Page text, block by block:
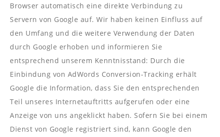
Browser automatisch eine direkte Verbindung zu
Servern von Google auf. Wir haben keinen Einfluss auf
den Umfang und die weitere Verwendung der Daten
durch Google erhoben und informieren Sie
entsprechend unserem Kenntnisstand: Durch die
Einbindung von AdWords Conversion-Tracking erhält
Google die Information, dass Sie den entsprechenden
Teil unseres Internetauftritts aufgerufen oder eine
Anzeige von uns angeklickt haben. Sofern Sie bei einem
Dienst von Google registriert sind, kann Google den